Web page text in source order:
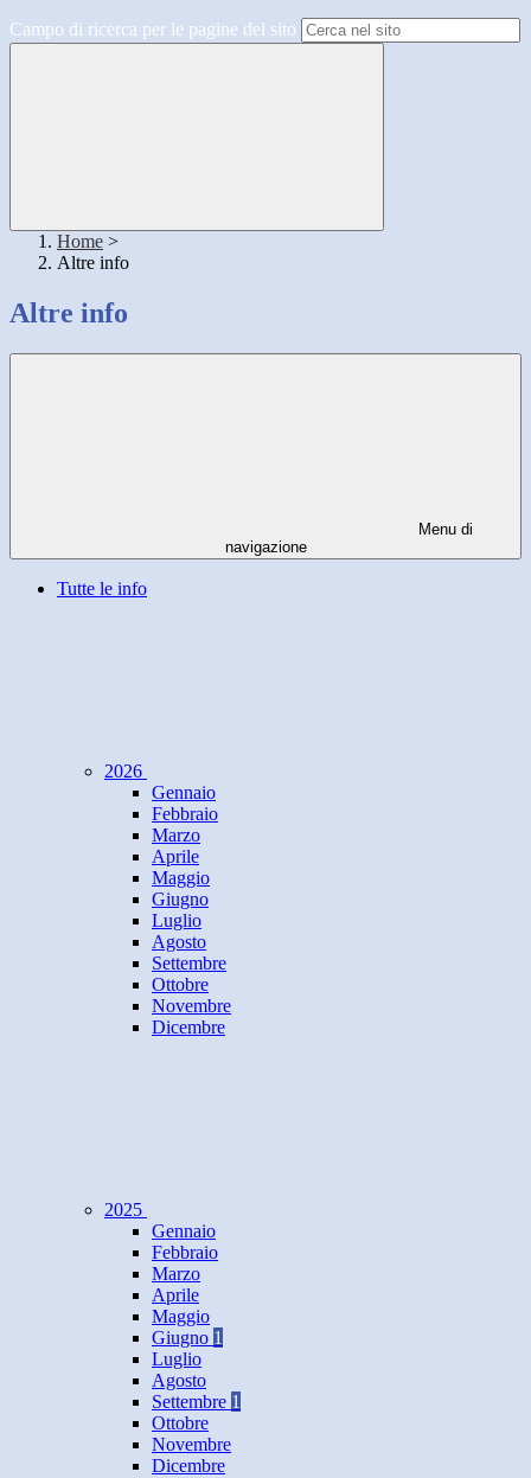
Campo di ricerca per le pagine del sito
Home >
Altre info
Altre info
Menu di
navigazione
Tutte le info
2026
Gennaio
Febbraio
Marzo
Aprile
Maggio
Giugno
Luglio
Agosto
Settembre
Ottobre
Novembre
Dicembre
2025
Gennaio
Febbraio
Marzo
Aprile
Maggio
Giugno 1
Luglio
Agosto
Settembre 1
Ottobre
Novembre
Dicembre